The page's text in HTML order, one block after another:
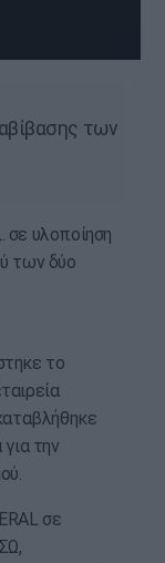
των
σε υλοποίηση
των δύο
το
την
σε